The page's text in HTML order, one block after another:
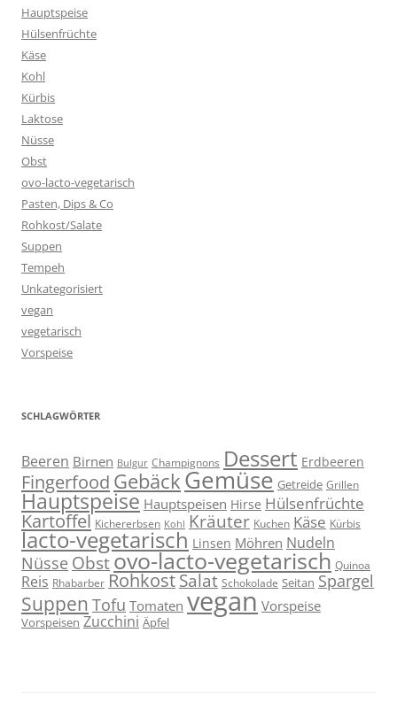
Hauptspeise
Hülsenfrüchte
Käse
Kohl
Kürbis
Laktose
Nüsse
Obst
ovo-lacto-vegetarisch
Pasten, Dips & Co
Rohkost/Salate
Suppen
Tempeh
Unkategorisiert
vegan
vegetarisch
Vorspeise
SCHLAGWÖRTER
Beeren Birnen Bulgur Champignons Dessert Erdbeeren
Fingerfood Gebäck Gemüse Getreide Grillen
Hauptspeise Hauptspeisen Hirse Hülsenfrüchte
Kartoffel Kichererbsen Kohl Kräuter Kuchen Käse Kürbis
lacto-vegetarisch Linsen Möhren Nudeln
Nüsse Obstovo-lacto-vegetarisch Quinoa
Reis Rhabarber RohkostSalat Schokolade Seitan Spargel
Suppen Tofu Tomaten vegan Vorspeise
Vorspeisen Zucchini Äpfel